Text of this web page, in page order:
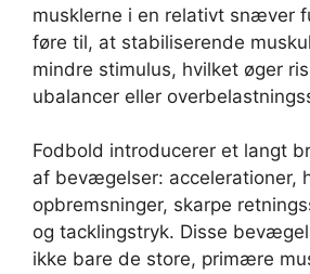
musklerne i en relativt snæver
føre til, at stabiliserende
mindre stimulus, hvilket øger
ubalancer eller
Fodbold introducerer et langt
af bevægelser: accelerationer,
opbremsninger, skarpe
og tacklingstryk. Disse
ikke bare de store, primære